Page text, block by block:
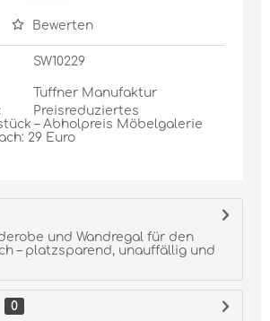
Bewerten
SW10229
Tuffner Manufaktur
Preisreduziertes
– Abholpreis Möbelgalerie
29 Euro
und Wandregal für den
– platzsparend, unauffällig und
0